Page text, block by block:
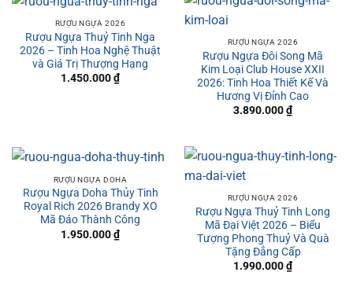
RƯỢU NGỰA 2026
Rượu Ngựa Thuỷ Tinh Nga
2026 – Tinh Hoa Nghệ Thuật
và Giá Trị Thượng Hạng
1.450.000₫
RƯỢU NGỰA 2026
Rượu Ngựa Đôi Song Mã
Kim Loại Club House XXII
2026: Tinh Hoa Thiết Kế Và
Hương Vị Đỉnh Cao
3.890.000₫
RƯỢU NGỰA DOHA
Rượu Ngựa Doha Thủy Tinh
Royal Rich 2026 Brandy XO
Mã Đáo Thành Công
1.950.000₫
RƯỢU NGỰA 2026
Rượu Ngựa Thuỷ Tinh Long
Mã Đại Việt 2026 – Biểu
Tượng Phong Thuỷ Và Quà
Tặng Đẳng Cấp
1.990.000₫